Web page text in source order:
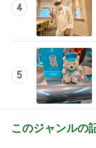
4
5
このジャンルの